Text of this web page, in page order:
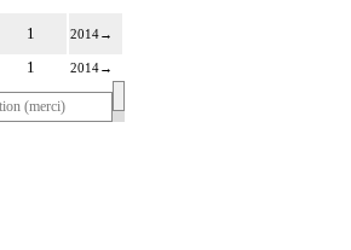
1 2014→
1 2014→